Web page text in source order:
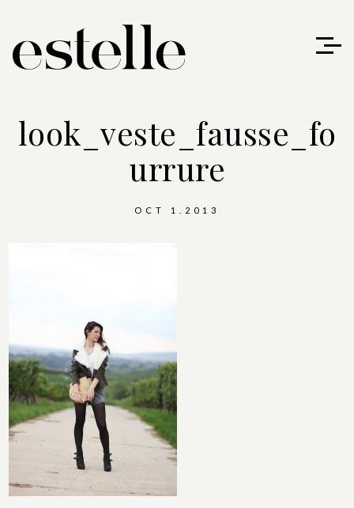
look_veste_fausse_fo
urrure
OCT 1.2013